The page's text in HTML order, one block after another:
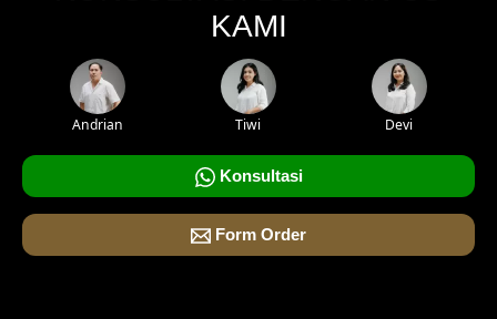
KAMI
Andrian Tiwi Devi
Konsultasi
Form Order